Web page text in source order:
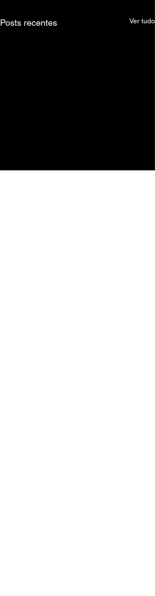
Posts recentes Ver tudo